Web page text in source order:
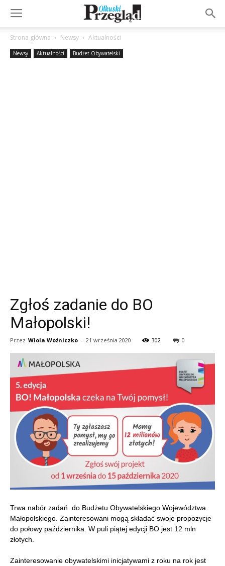
Strona główna Newsy Aktualności
Newsy Aktualności Budżet Obywatelski
Zgłoś zadanie do BO
Małopolski!
Przez Wiola Woźniczko - 21 września 2020 302 0
Trwa nabór zadań do Budżetu Obywatelskiego Województwa
Małopolskiego. Zainteresowani mogą składać swoje propozycje
do połowy października. W puli piątej edycji BO jest 12 mln
złotych.
Zainteresowanie obywatelskimi inicjatywami z roku na rok jest